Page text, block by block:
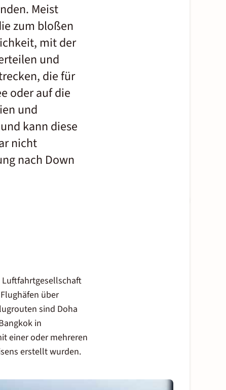
Meist
zum bloßen
mit der
und
die für
oder auf die
und
kann diese
nicht
nach Down
Luftfahrtgesellschaft
über
sind Doha
in
einer oder mehreren
erstellt wurden.